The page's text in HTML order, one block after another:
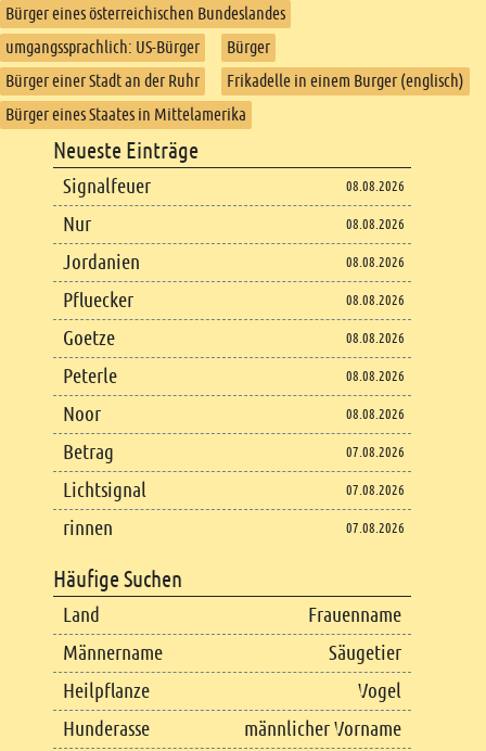
Bürger eines österreichischen Bundeslandes
umgangssprachlich: US-Bürger
Bürger
Bürger einer Stadt an der Ruhr
Frikadelle in einem Burger (englisch)
Bürger eines Staates in Mittelamerika
Footer content
Neueste Einträge
Signalfeuer 08.08.2026
Nur 08.08.2026
Jordanien 08.08.2026
Pfluecker 08.08.2026
Goetze 08.08.2026
Peterle 08.08.2026
Noor 08.08.2026
Betrag 07.08.2026
Lichtsignal 07.08.2026
rinnen 07.08.2026
Häufige Suchen
Land
Frauenname
Männername
Säugetier
Heilpflanze
Vogel
Hunderasse
männlicher Vorname